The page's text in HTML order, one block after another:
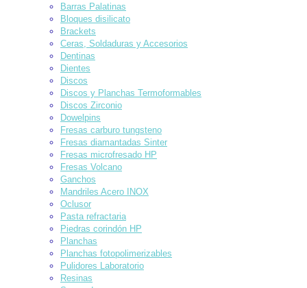
Barras Palatinas
Bloques disilicato
Brackets
Ceras, Soldaduras y Accesorios
Dentinas
Dientes
Discos
Discos y Planchas Termoformables
Discos Zirconio
Dowelpins
Fresas carburo tungsteno
Fresas diamantadas Sinter
Fresas microfresado HP
Fresas Volcano
Ganchos
Mandriles Acero INOX
Oclusor
Pasta refractaria
Piedras corindón HP
Planchas
Planchas fotopolimerizables
Pulidores Laboratorio
Resinas